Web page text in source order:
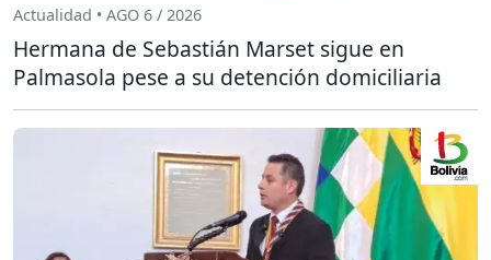
Actualidad • AGO 6 / 2026
Hermana de Sebastián Marset sigue en
Palmasola pese a su detención domiciliaria